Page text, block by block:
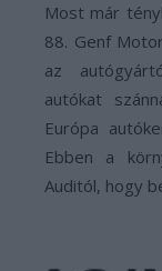
Most már
88. Genf
az
autókat
Európa
Ebben a
Auditól, hogy